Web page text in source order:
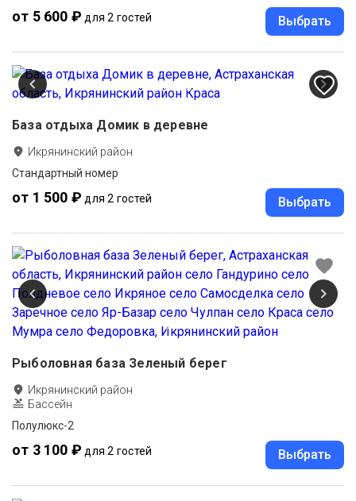
от 5 600 ₽ для 2 гостей Выбрать
База отдыха Домик в деревне
Икрянинский район
Стандартный номер
от 1 500 ₽ для 2 гостей Выбрать
Рыболовная база Зеленый берег
Икрянинский район
Бассейн
Полулюкс-2
от 3 100 ₽ для 2 гостей Выбрать